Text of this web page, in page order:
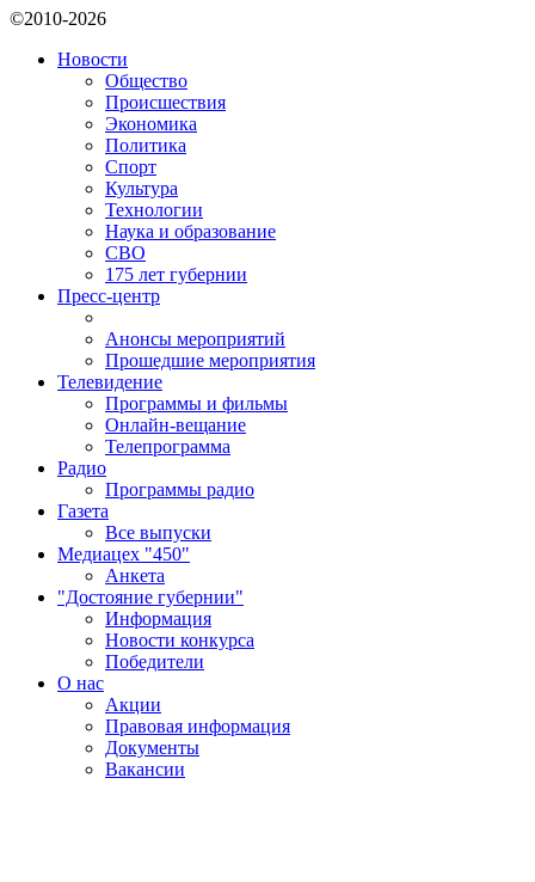
©2010-2026
Новости
Общество
Происшествия
Экономика
Политика
Спорт
Культура
Технологии
Наука и образование
СВО
175 лет губернии
Пресс-центр
Анонсы мероприятий
Прошедшие мероприятия
Телевидение
Программы и фильмы
Онлайн-вещание
Телепрограмма
Радио
Программы радио
Газета
Все выпуски
Медиацех "450"
Анкета
"Достояние губернии"
Информация
Новости конкурса
Победители
О нас
Акции
Правовая информация
Документы
Вакансии